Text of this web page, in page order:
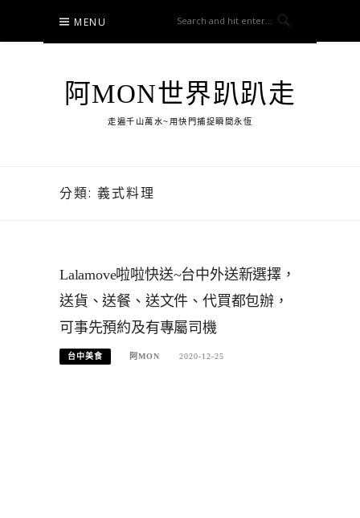
content
MENU
阿MON世界趴趴走
走遍千山萬水~用快門捕捉瞬間永恆
分類: 義式料理
Lalamove啦啦快送~台中外送新選擇，
送貨、送餐、送文件、代買都包辦，
可事先預約及有專屬司機
台中美食 阿MON 2020-12-25